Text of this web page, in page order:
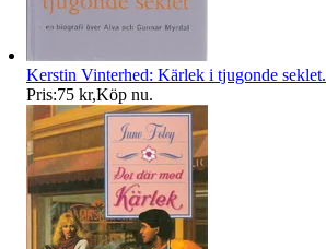
Kerstin Vinterhed: Kärlek i tjugonde seklet.
Pris:75 kr,Köp nu.